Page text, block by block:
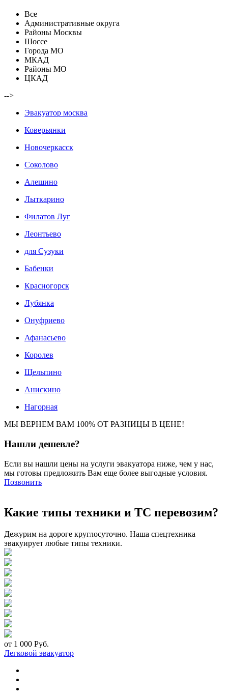
Все
Административные округа
Районы Москвы
Шоссе
Города МО
МКАД
Районы МО
ЦКАД
-->
Эвакуатор москва
Коверьянки
Новочеркасск
Соколово
Алешино
Лыткарино
Филатов Луг
Леонтьево
для Сузуки
Бабенки
Красногорск
Лубянка
Онуфриево
Афанасьево
Королев
Щельпино
Анискино
Нагорная
МЫ ВЕРНЕМ ВАМ 100% ОТ РАЗНИЦЫ В ЦЕНЕ!
Нашли дешевле?
Если вы нашли цены на услуги эвакуатора ниже, чем у нас,
мы готовы предложить Вам еще более выгодные условия.
Позвонить
Какие типы техники и ТС перевозим?
Дежурим на дороге круглосуточно. Наша спецтехника
эвакуирует любые типы техники.
от 1 000 Руб.
Легковой эвакуатор